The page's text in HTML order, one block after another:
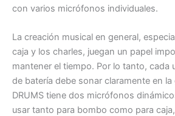
con varios micrófonos individuales.
La creación musical en general,
caja y los charles, juegan un papel
mantener el tiempo. Por lo tanto, cada
de batería debe sonar claramente en
DRUMS tiene dos micrófonos
usar tanto para bombo como para